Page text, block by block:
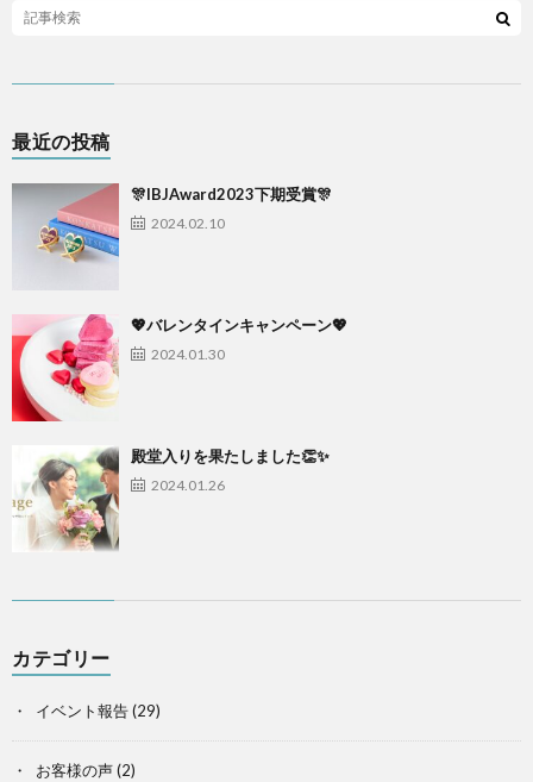
最近の投稿
🎊IBJAward2023下期受賞🎊
2024.02.10
💖バレンタインキャンペーン💖
2024.01.30
殿堂入りを果たしました👏✨
2024.01.26
カテゴリー
イベント報告(29)
お客様の声(2)